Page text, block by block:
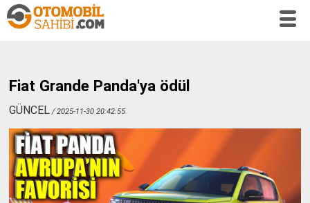
Fiat Grande Panda'ya ödül
GÜNCEL / 2025-11-30 20:42:55